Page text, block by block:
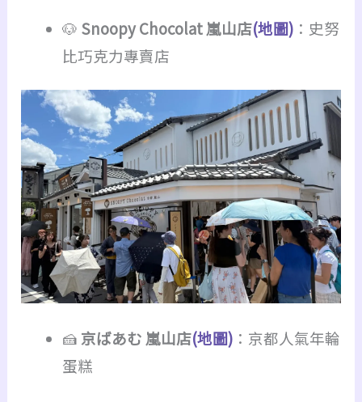
🐶 Snoopy Chocolat 嵐山店(地圖) ：史努
比巧克力專賣店
🍰 京ばあむ 嵐山店(地圖) ：京都人氣年輪
蛋糕